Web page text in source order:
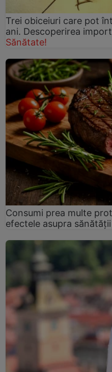
Trei obiceiuri care pot
ani. Descoperirea
Sănătate!
Consumi prea multe
efectele asupra